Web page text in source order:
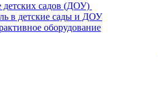
садов (ДОУ)
в детские сады и ДОУ
оборудование